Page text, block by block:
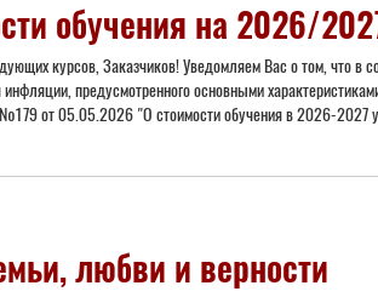
обучения на 2026/
курсов, Заказчиков! Уведомляем Вас о том, что в
инфляции, предусмотренного основными
от 05.05.2026 "О стоимости обучения в 2026-2027
любви и верности